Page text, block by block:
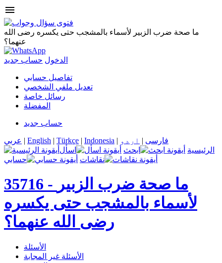
menu
ما صحة ضرب الزبير لأسماء بالمشجب حتى يكسره رضى الله
عنهما؟
الدخول حساب جديد
تفاصيل حسابي
تعديل ملفي الشخصي
رسائل خاصة
المفضلة
حساب جديد
عربي | English | Türkçe | Indonesia | فارسی | اردو
الرئيسية
ابحث
اسأل
نقاشات
حسابي
35716 - ما صحة ضرب الزبير
لأسماء بالمشجب حتى يكسره
رضى الله عنهما؟
الأسئلة
الأسئلة غير المجابة